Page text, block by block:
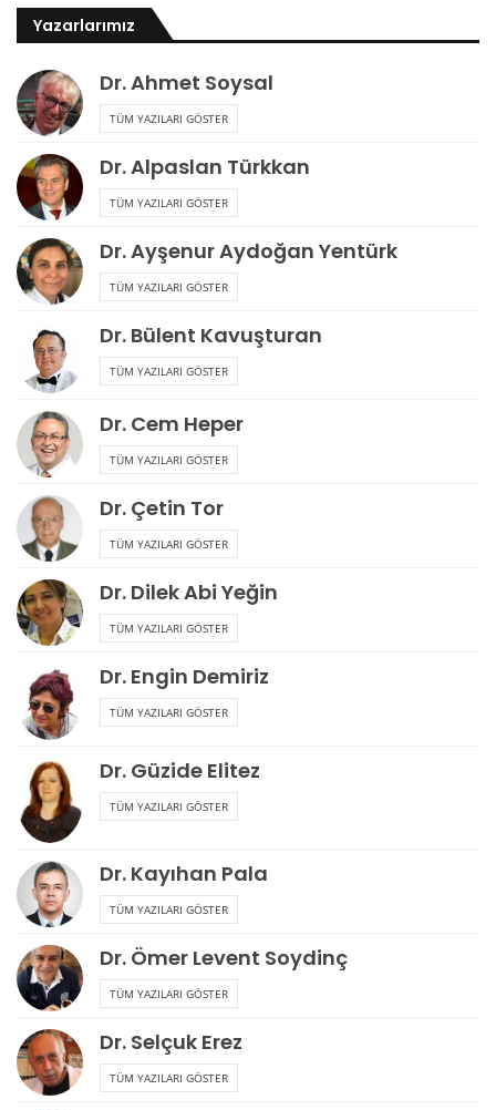
Yazarlarımız
Dr. Ahmet Soysal
TÜM YAZILARI GÖSTER
Dr. Alpaslan Türkkan
TÜM YAZILARI GÖSTER
Dr. Ayşenur Aydoğan Yentürk
TÜM YAZILARI GÖSTER
Dr. Bülent Kavuşturan
TÜM YAZILARI GÖSTER
Dr. Cem Heper
TÜM YAZILARI GÖSTER
Dr. Çetin Tor
TÜM YAZILARI GÖSTER
Dr. Dilek Abi Yeğin
TÜM YAZILARI GÖSTER
Dr. Engin Demiriz
TÜM YAZILARI GÖSTER
Dr. Güzide Elitez
TÜM YAZILARI GÖSTER
Dr. Kayıhan Pala
TÜM YAZILARI GÖSTER
Dr. Ömer Levent Soydinç
TÜM YAZILARI GÖSTER
Dr. Selçuk Erez
TÜM YAZILARI GÖSTER